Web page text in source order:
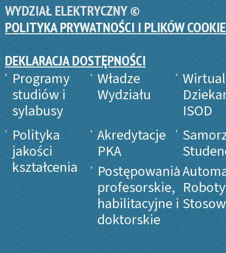
WYDZIAŁ ELEKTRYCZNY ©
POLITYKA PRYWATNOŚCI I PLIKÓW
DEKLARACJA DOSTĘPNOŚCI
Programy
studiów i
sylabusy
Władze
Wydziału
ISOD
Polityka
jakości
kształcenia
Akredytacje
PKA
Postępowania
profesorskie,
habilitacyjne i
doktorskie